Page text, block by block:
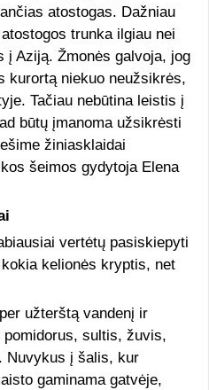
atostogas. Dažniau
trunka ilgiau nei
Aziją. Žmonės galvoja, jog
kurortą niekuo neužsikrės,
Tačiau nebūtina leistis į
būtų įmanoma užsikrėsti
žiniasklaidai
šeimos gydytoja Elena
vertėtų pasiskiepyti
kelionės kryptis, net
užterštą vandenį ir
sultis, žuvis,
Nuvykus į šalis, kur
gaminama gatvėje,